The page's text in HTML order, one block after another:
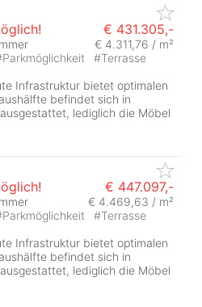
€ 431.305,-
€ 4.311,76 / m²
Parkmöglichkeit #Terrasse
Infrastruktur bietet optimalen
befindet sich in
lediglich die Möbel
€ 447.097,-
€ 4.469,63 / m²
Parkmöglichkeit #Terrasse
Infrastruktur bietet optimalen
befindet sich in
lediglich die Möbel